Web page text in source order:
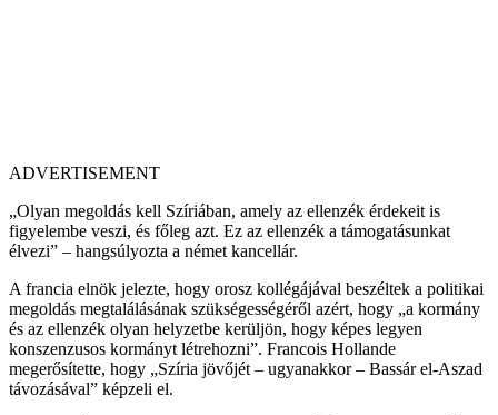
ADVERTISEMENT
„Olyan megoldás kell Szíriában, amely az ellenzék érdekeit is
figyelembe veszi, és főleg azt. Ez az ellenzék a támogatásunkat
élvezi” – hangsúlyozta a német kancellár.
A francia elnök jelezte, hogy orosz kollégájával beszéltek a politikai
megoldás megtalálásának szükségességéről azért, hogy „a kormány
és az ellenzék olyan helyzetbe kerüljön, hogy képes legyen
konszenzusos kormányt létrehozni”. Francois Hollande
megerősítette, hogy „Szíria jövőjét – ugyanakkor – Bassár el-Aszad
távozásával” képzeli el.